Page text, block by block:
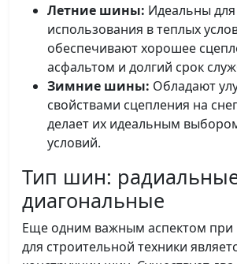
Летние шины: Идеальны для
использования в теплых
обеспечивают хорошее
асфальтом и долгий срок
Зимние шины: Обладают
свойствами сцепления на
делает их идеальным
условий.
Тип шин:
диагональные
Еще одним важным аспектом
для строительной техники